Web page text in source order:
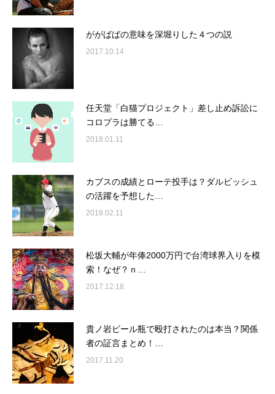
ががばばの意味を深堀りした４つの説
2017.10.14
任天堂「白猫プロジェクト」差し止め訴訟に
コロプラは勝てる…
2018.01.11
カブスの成績とローテ投手は？ダルビッシュ
の活躍を予想した…
2018.02.11
松坂大輔が年俸2000万円で台湾球界入りを模
索！なぜ？ｎ…
2017.12.18
貴ノ岩ビール瓶で殴打されたのは本当？関係
者の証言まとめ！…
2017.11.20